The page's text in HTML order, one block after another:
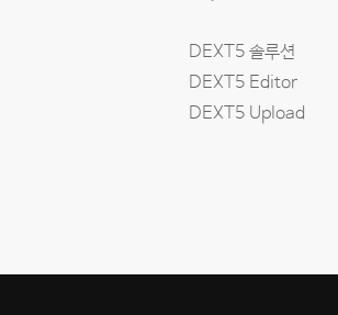
DEXT5 솔루션
DEXT5 Editor
DEXT5 Upload